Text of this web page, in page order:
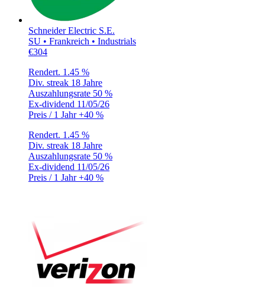
Schneider Electric S.E.
SU • Frankreich • Industrials
€304
Rendert. 1.45 %
Div. streak 18 Jahre
Auszahlungsrate 50 %
Ex-dividend 11/05/26
Preis / 1 Jahr+40 %
Rendert. 1.45 %
Div. streak 18 Jahre
Auszahlungsrate 50 %
Ex-dividend 11/05/26
Preis / 1 Jahr+40 %